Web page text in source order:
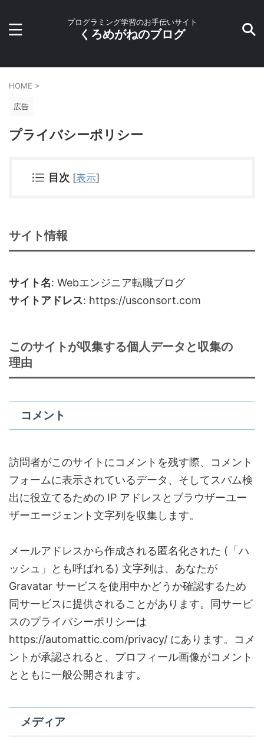
プログラミング学習のお手伝いサイト
くろめがねのブログ
HOME >
広告
プライバシーポリシー
目次 [表示]
サイト情報
サイト名: Webエンジニア転職ブログ
サイトアドレス: https://usconsort.com
このサイトが収集する個人データと収集の
理由
コメント
訪問者がこのサイトにコメントを残す際、コメント
フォームに表示されているデータ、そしてスパム検
出に役立てるための IP アドレスとブラウザーユー
ザーエージェント文字列を収集します。
メールアドレスから作成される匿名化された (「ハ
ッシュ」とも呼ばれる) 文字列は、あなたが
Gravatar サービスを使用中かどうか確認するため
同サービスに提供されることがあります。同サービ
スのプライバシーポリシーは
https://automattic.com/privacy/ にあります。コメ
ントが承認されると、プロフィール画像がコメント
とともに一般公開されます。
メディア